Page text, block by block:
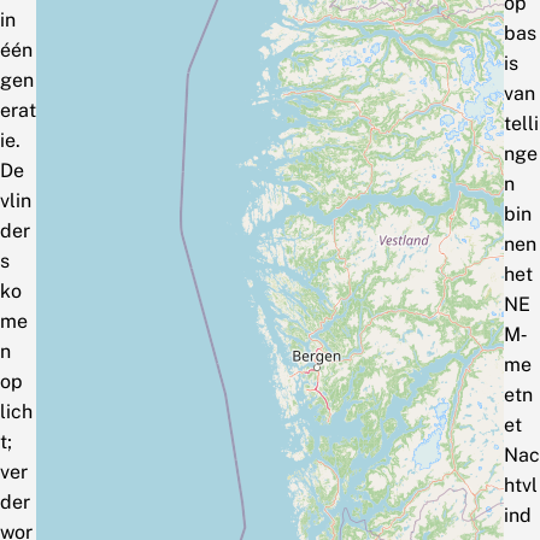
in
één
gen
erat
ie.
De
vlin
der
s
ko
me
n
op
lich
t;
ver
der
wor
bas
is
van
telli
nge
n
bin
nen
het
NE
M‑
me
etn
et
Nac
htvl
ind